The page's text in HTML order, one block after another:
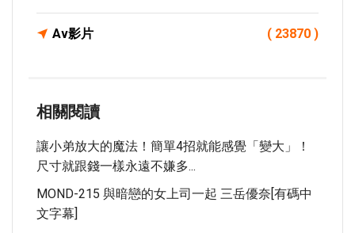
Av影片 ( 23870 )
相關閱讀
讓小弟放大的魔法！簡單4招就能感覺「變大」！
尺寸就跟錢一樣永遠不嫌多...
MOND-215 與暗戀的女上司一起 三岳優奈[有碼中
文字幕]